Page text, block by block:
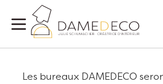
Aller au contenu
Les bureaux DAMEDECO